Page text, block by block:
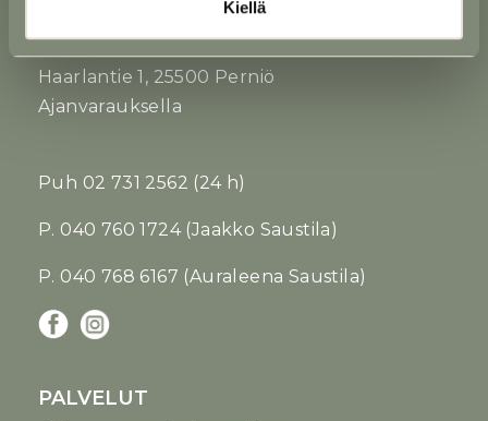
Kiellä
PERNIÖN TOIMIPISTE
Kukkakatrin yhteydessä
Haarlantie 1, 25500 Perniö
Ajanvarauksella
Puh 02 731 2562 (24 h)
P. 040 760 1724 (Jaakko Saustila)
P. 040 768 6167 (Auraleena Saustila)
PALVELUT